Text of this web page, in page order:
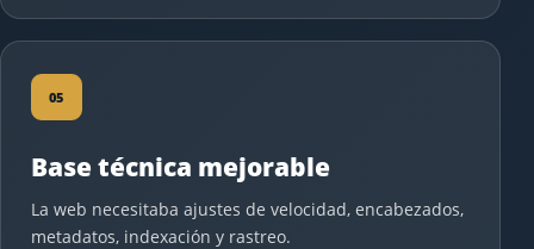
05
Base técnica mejorable
La web necesitaba ajustes de velocidad, encabezados,
metadatos, indexación y rastreo.